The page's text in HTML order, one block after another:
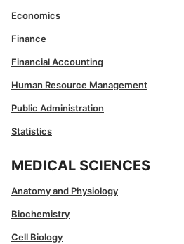
Economics
Finance
Financial Accounting
Human Resource Management
Public Administration
Statistics
MEDICAL SCIENCES
Anatomy and Physiology
Biochemistry
Cell Biology